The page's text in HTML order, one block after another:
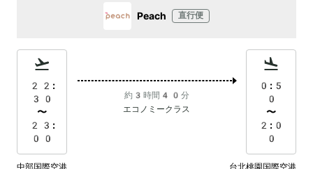
Peach 直行便
22:
30
〜
23:
00
約3時間40分
エコノミークラス
0:5
0
〜
2:0
0
中部国際空港 台北桃園国際空港